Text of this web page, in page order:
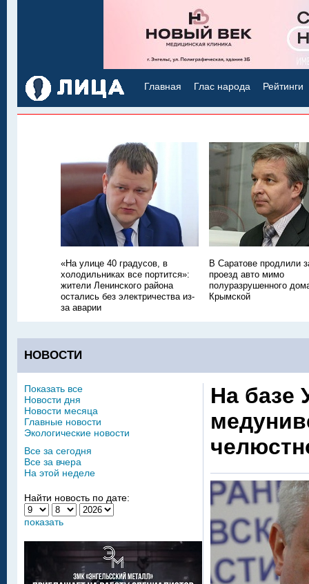
Главная Глас народа Рейтинги
«На улице 40 градусов, в
холодильниках все портится»:
жители Ленинского района
остались без электричества из-
за аварии
В Саратове продлили
проезд авто мимо
полуразрушенного
Крымской
НОВОСТИ
На базе
Показать все
Новости дня
Новости месяца
Главные новости
Экологические новости
Все за сегодня
Все за вчера
На этой неделе
Найти новость по дате:
показать